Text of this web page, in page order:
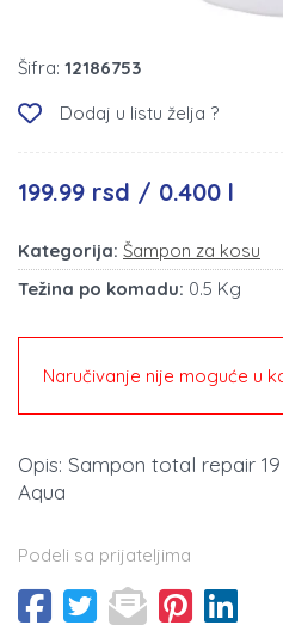
Šifra: 12186753
Dodaj u listu želja ?
199.99 rsd / 0.400 l
Kategorija: Šampon za kosu
Težina po komadu: 0.5 Kg
Naručivanje nije moguće u
Opis: Sampon total repair
Aqua
Podeli sa prijateljima